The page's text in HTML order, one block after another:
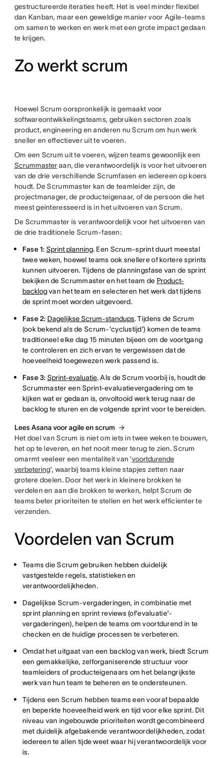
gestructureerde iteraties heeft. Het is veel minder flexibel
dan Kanban, maar een geweldige manier voor Agile-teams
om samen te werken en werk met een grote impact gedaan
te krijgen.
Zo werkt scrum
Hoewel Scrum oorspronkelijk is gemaakt voor
softwareontwikkelingsteams, gebruiken sectoren zoals
product, engineering en anderen nu Scrum om hun werk
sneller en effectiever uit te voeren.
Om een Scrum uit te voeren, wijzen teams gewoonlijk een
Scrummasteraan, die verantwoordelijk is voor het uitvoeren
van de drie verschillende Scrumfasen en iedereen op koers
houdt. De Scrummaster kan de teamleider zijn, de
projectmanager, de producteigenaar, of de persoon die het
meest geinteresseerd is in het uitvoeren van Scrum.
De Scrummaster is verantwoordelijk voor het uitvoeren van
de drie traditionele Scrum-fasen:
Fase 1: Sprint planning. Een Scrum-sprint duurt meestal
twee weken, hoewel teams ook snellere of kortere sprints
kunnen uitvoeren. Tijdens de planningsfase van de sprint
bekijken de Scrummaster en het team de Product-
backlogvan het team en selecteren het werk dat tijdens
de sprint moet worden uitgevoerd.
Fase 2: Dagelijkse Scrum-standups. Tijdens de Scrum
(ook bekend als de Scrum-'cyclustijd') komen de teams
traditioneel elke dag 15 minuten bijeen om de voortgang
te controleren en zich ervan te vergewissen dat de
hoeveelheid toegewezen werk passend is.
Fase 3: Sprint-evaluatie. Als de Scrum voorbij is, houdt de
Scrummaster een Sprint-evaluatievergadering om te
kijken wat er gedaan is, onvoltooid werk terug naar de
backlog te sturen en de volgende sprint voor te bereiden.
Lees Asana voor agile en scrum
Het doel van Scrum is niet om iets in twee weken te bouwen,
het op te leveren, en het nooit meer terug te zien. Scrum
omarmt veeleer een mentaliteit van 'voortdurende
verbetering', waarbij teams kleine stapjes zetten naar
grotere doelen. Door het werk in kleinere brokken te
verdelen en aan die brokken te werken, helpt Scrum de
teams beter prioriteiten te stellen en het werk efficienter te
verzenden.
Voordelen van Scrum
Teams die Scrum gebruiken hebben duidelijk
vastgestelde regels, statistieken en
verantwoordelijkheden.
Dagelijkse Scrum-vergaderingen, in combinatie met
sprint planning en sprint reviews (of'evaluatie'-
vergaderingen), helpen de teams om voortdurend in te
checken en de huidige processen te verbeteren.
Omdat het uitgaat van een backlog van werk, biedt Scrum
een gemakkelijke, zelforganiserende structuur voor
teamleiders of producteigenaars om het belangrijkste
werk van hun team te beheren en te ondersteunen.
Tijdens een Scrum hebben teams een vooraf bepaalde
en beperkte hoeveelheid werk en tijd voor elke sprint. Dit
niveau van ingebouwde prioriteiten wordt gecombineerd
met duidelijk afgebakende verantwoordelijkheden, zodat
iedereen te allen tijde weet waar hij verantwoordelijk voor
is.